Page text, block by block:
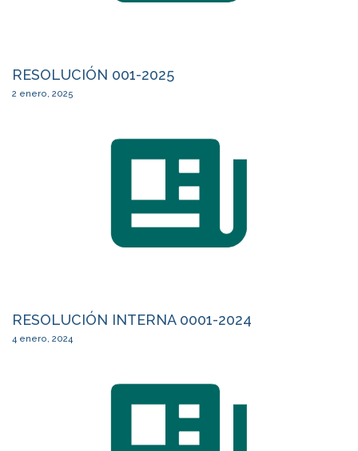
RESOLUCIÓN 001-2025
2 enero, 2025
RESOLUCIÓN INTERNA 0001-2024
4 enero, 2024